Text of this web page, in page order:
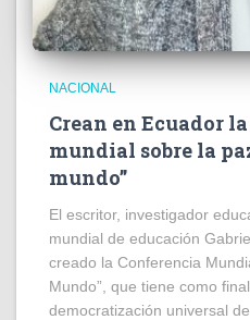
NACIONAL
Crean en Ecuador
mundial sobre la
mundo”
El escritor, investigador
mundial de educación
creado la Conferencia
Mundo”, que tiene como
democratización universal